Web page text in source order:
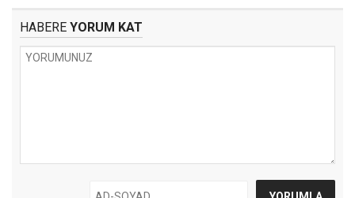
HABERE YORUM KAT